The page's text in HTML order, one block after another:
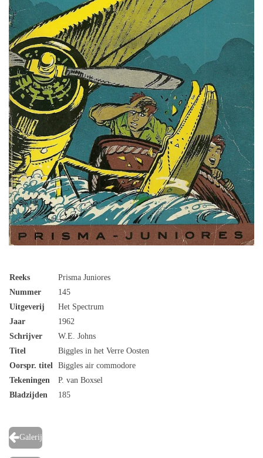
Reeks
Prisma Juniores
Nummer
145
Uitgeverij
Het Spectrum
Jaar
1962
Schrijver
W.E. Johns
Titel
Biggles in het Verre Oosten
Oorspr. titel
Biggles air commodore
Tekeningen
P. van Boxsel
Bladzijden
185
Galerij